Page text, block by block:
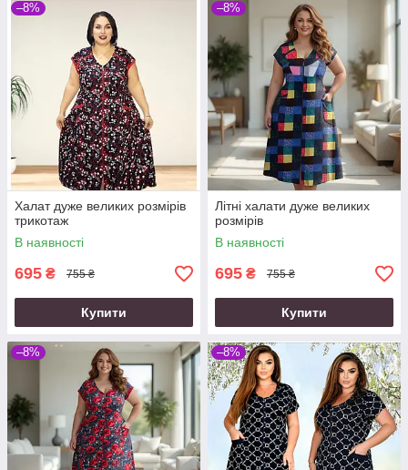
–8%
Халат дуже великих розмірів
трикотаж
В наявності
695 ₴ 755 ₴
Купити
–8%
Літні халати дуже великих
розмірів
В наявності
695 ₴ 755 ₴
Купити
–8% –8%